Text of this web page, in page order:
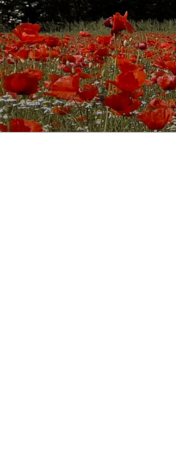
Salta
al
contenuto